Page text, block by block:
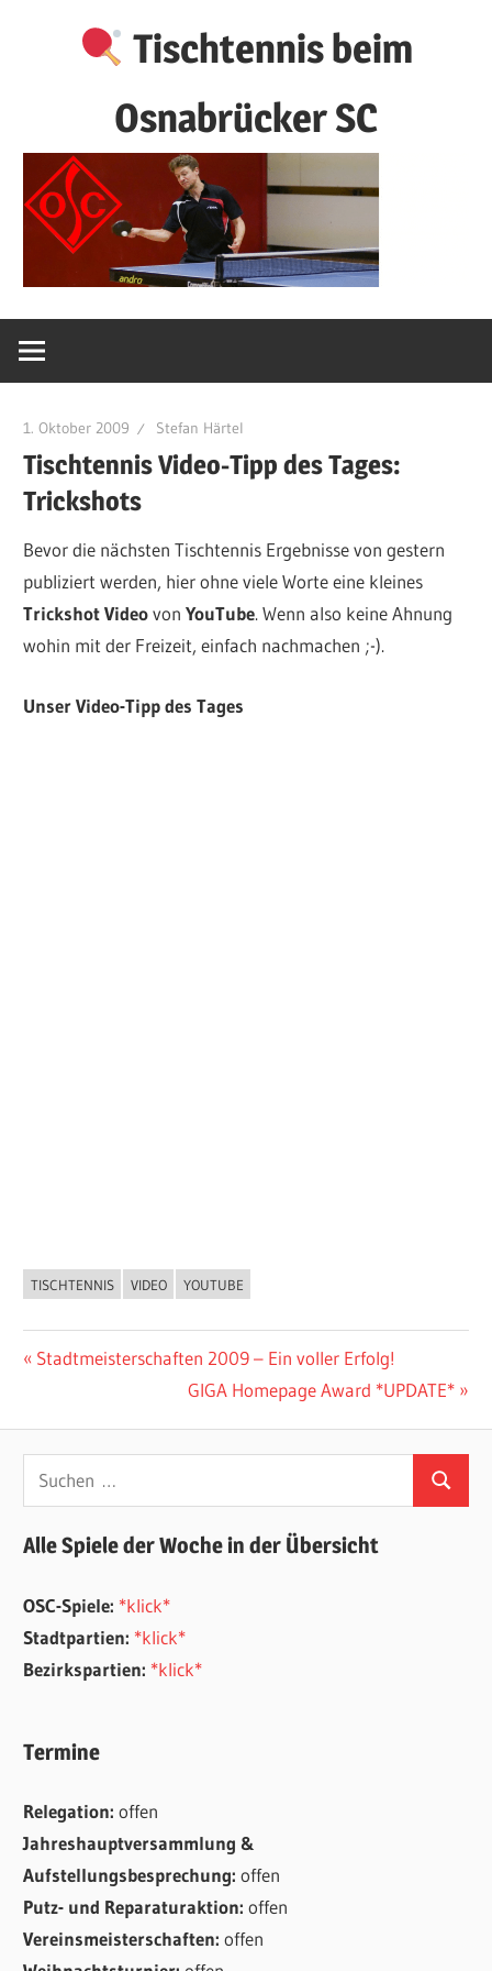
Tischtennis beim
Osnabrücker SC
1. Oktober 2009 Stefan Härtel
Tischtennis Video-Tipp des Tages:
Trickshots
Bevor die nächsten Tischtennis Ergebnisse von gestern
publiziert werden, hier ohne viele Worte eine kleines
Trickshot VideovonYouTube. Wenn also keine Ahnung
wohin mit der Freizeit, einfach nachmachen ;-).
Unser Video-Tipp des Tages
ALLGEMEIN
TISCHTENNIS VIDEO YOUTUBE
Beitragsnavigation
Vorheriger
Stadtmeisterschaften 2009 – Ein voller Erfolg!
Nächster
GIGA Homepage Award *UPDATE*
Suchen
nach:
Suchen
Alle Spiele der Woche in der Übersicht
OSC-Spiele: *klick*
Stadtpartien: *klick*
Bezirkspartien: *klick*
Termine
Relegation:offen
Jahreshauptversammlung &
Aufstellungsbesprechung:offen
Putz- und Reparaturaktion:offen
Vereinsmeisterschaften:offen